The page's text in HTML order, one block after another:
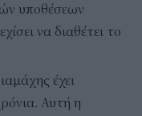
υποθέσεων
να διαθέτει το
έχει
Αυτή η